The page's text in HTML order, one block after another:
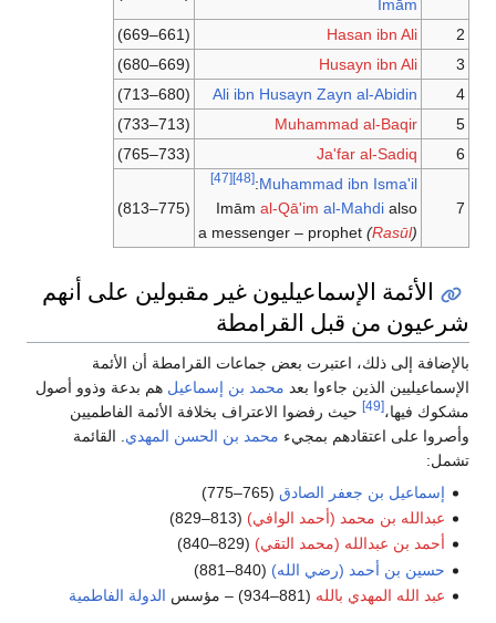
Imām
2
Hasan ibn Ali
3
Husayn ibn Ali
4
Ali ibn Husayn Zayn al-Abidin
5
Muhammad al-Baqir
6
Ja'far al-Sadiq
7
Muhammad ibn Isma'il
:
[48]
[47]
Imāmal-Qā'im al-Mahdialso
a messenger – prophet(Rasūl
الأئمة الإسماعيليون غير مقبولين على أنهم
شرعيون من قبل القرامطة
بالإضافة إلى ذلك، اعتبرت بعض جماعات القرامطة أن الأئمة
الإسماعيليين الذين جاءوا بعد محمد بن إسماعيل هم بدعة وذوو أصول
مشكوك فيها،
حيث رفضوا الاعتراف بخلافة الأئمة الفاطميين
وأصروا على اعتقادهم بمجيء محمد بن الحسن المهدي. القائمة
تشمل:
إسماعيل بن جعفر الصادق(765–775)
عبدالله بن محمد (أحمد الوافي)(813–829)
أحمد بن عبدالله (محمد التقي)(829–840)
حسين بن أحمد (رضي الله)(840–881)
عبد الله المهدي بالله(881–934) – مؤسس الدولة الفاطمية